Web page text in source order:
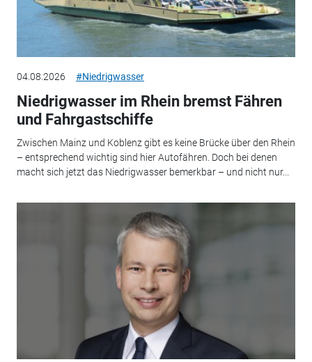
04.08.2026 #Niedrigwasser
Niedrigwasser im Rhein bremst Fähren
und Fahrgastschiffe
Zwischen Mainz und Koblenz gibt es keine Brücke über den Rhein
– entsprechend wichtig sind hier Autofähren. Doch bei denen
macht sich jetzt das Niedrigwasser bemerkbar – und nicht nur...